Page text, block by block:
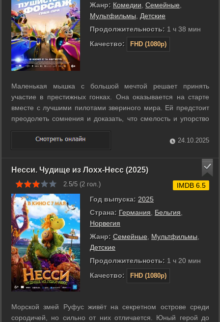
Жанр: Комедии Семейные
Мультфильмы
Детские
Продолжительность: 1 ч 38 мин
Качество:
FHD (1080p)
Маленькая мышка с большой мечтой решает принять
участие в престижных гонках. Она оказывается на старте
вместе с лучшими пилотами звериного мира. Ей предстоит
преодолеть сомнения и доказать, что смелость и упорство
важнее размеров. Каждый круг приближает её не только к
победе, но и к вере в себя. ...
24.10.2025
Несси. Чудище из Лохх-Несс (2025)
2.5/5 (2 гол.)
Год выпуска: 2025
Страна: Германия Бельгия
Норвегия
Жанр: Семейные Мультфильмы
Детские
Продолжительность: 1 ч 20 мин
Качество:
FHD (1080p)
IMDB 6.5
Морской змей Руфус живёт на секретном острове среди
сородичей, но сильно от них отличается. Юный герой до